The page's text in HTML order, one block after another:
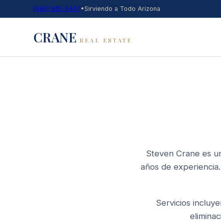
(480) 812-5447 •Sirviendo a Todo Arizona
CRANE REAL ESTATE
Steven Crane es
años de
Servicios